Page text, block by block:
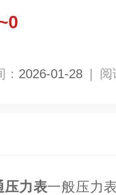
2026-01-28 | 阅
压力表一般压力